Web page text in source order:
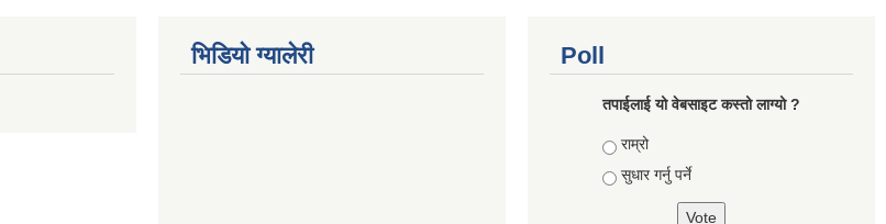
भिडियाे ग्यालेरी Poll
तपाई‌लाई यो वेबसाइट कस्तो लाग्यो ?
Choices
राम्रो
सुधार गर्नु पर्ने